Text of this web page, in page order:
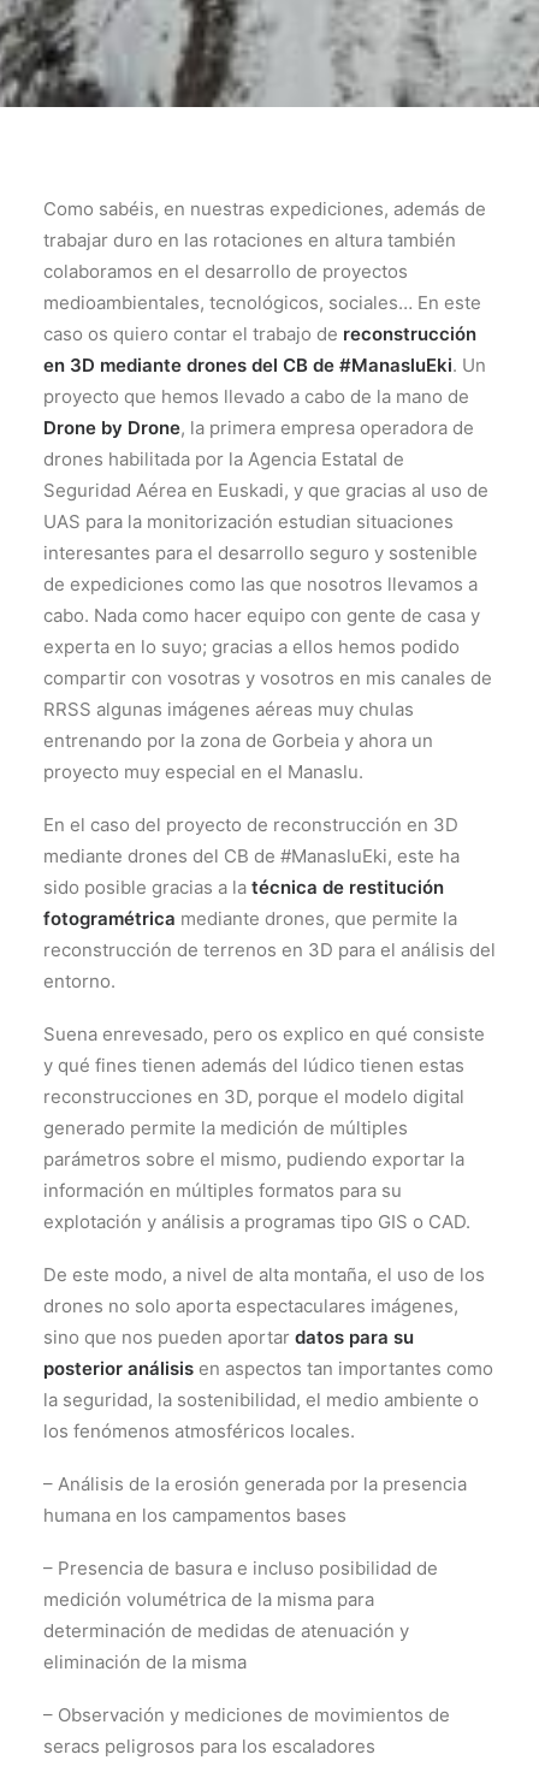
Como sabéis, en nuestras expediciones, además de
trabajar duro en las rotaciones en altura también
colaboramos en el desarrollo de proyectos
medioambientales, tecnológicos, sociales… En este
caso os quiero contar el trabajo de reconstrucción
en 3D mediante drones del CB de #ManasluEki. Un
proyecto que hemos llevado a cabo de la mano de
Drone by Drone, la primera empresa operadora de
drones habilitada por la Agencia Estatal de
Seguridad Aérea en Euskadi, y que gracias al uso de
UAS para la monitorización estudian situaciones
interesantes para el desarrollo seguro y sostenible
de expediciones como las que nosotros llevamos a
cabo. Nada como hacer equipo con gente de casa y
experta en lo suyo; gracias a ellos hemos podido
compartir con vosotras y vosotros en mis canales de
RRSS algunas imágenes aéreas muy chulas
entrenando por la zona de Gorbeia y ahora un
proyecto muy especial en el Manaslu.
En el caso del proyecto de reconstrucción en 3D
mediante drones del CB de #ManasluEki, este ha
sido posible gracias a la técnica de restitución
fotogramétrica mediante drones, que permite la
reconstrucción de terrenos en 3D para el análisis del
entorno.
Suena enrevesado, pero os explico en qué consiste
y qué fines tienen además del lúdico tienen estas
reconstrucciones en 3D, porque el modelo digital
generado permite la medición de múltiples
parámetros sobre el mismo, pudiendo exportar la
información en múltiples formatos para su
explotación y análisis a programas tipo GIS o CAD.
De este modo, a nivel de alta montaña, el uso de los
drones no solo aporta espectaculares imágenes,
sino que nos pueden aportar datos para su
posterior análisis en aspectos tan importantes como
la seguridad, la sostenibilidad, el medio ambiente o
los fenómenos atmosféricos locales.
– Análisis de la erosión generada por la presencia
humana en los campamentos bases
– Presencia de basura e incluso posibilidad de
medición volumétrica de la misma para
determinación de medidas de atenuación y
eliminación de la misma
– Observación y mediciones de movimientos de
seracs peligrosos para los escaladores